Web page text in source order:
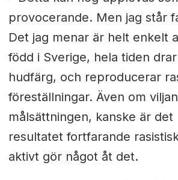
provocerande. Men jag står
Det jag menar är helt enkelt
född i Sverige, hela tiden
hudfärg, och reproducerar
föreställningar. Även om
målsättningen, kanske är det
resultatet fortfarande
aktivt gör något åt det.